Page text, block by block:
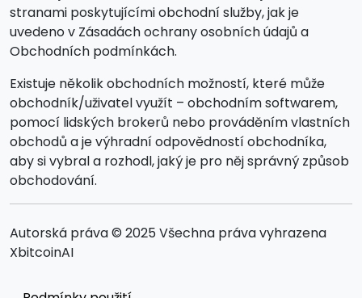
stranami poskytujícími obchodní služby, jak je
uvedeno v Zásadách ochrany osobních údajů a
Obchodních podmínkách.
Existuje několik obchodních možností, které může
obchodník/uživatel využít – obchodním softwarem,
pomocí lidských brokerů nebo prováděním vlastních
obchodů a je výhradní odpovědností obchodníka,
aby si vybral a rozhodl, jaký je pro něj správný způsob
obchodování.
Autorská práva © 2025 Všechna práva vyhrazena
XbitcoinAI